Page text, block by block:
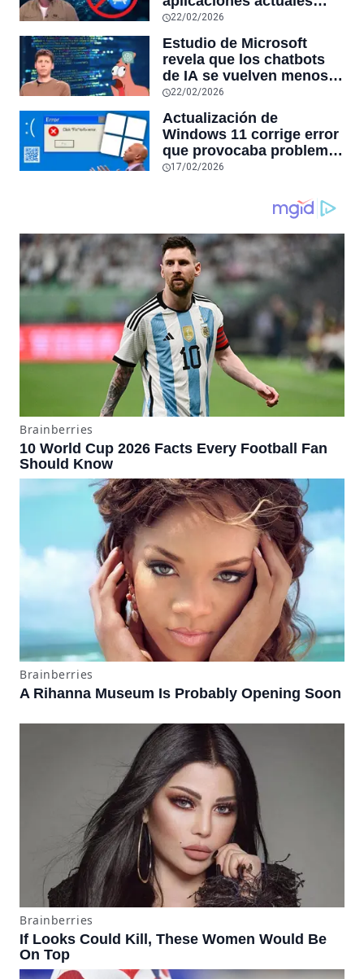
desaparecerán en el
las aplicaciones con
sensores únicos o
conexiones especiales a
hardware
22/02/2026
Estudio de Microsoft
revela que los chatbots
de IA se vuelven menos
confiables mientras más
tiempo hablas con ellos:
la falta de confiabilidad
sube un 112%
22/02/2026
Actualización de
Windows 11 corrige error
que provocaba problemas
al jugar en PC: los
producían desde 2023
17/02/2026